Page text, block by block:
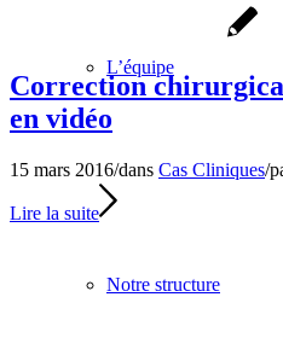
L’équipe
Notre structure
Correction
en vidéo
15 mars 2016/dans Cas Cliniques/
Lire la suite